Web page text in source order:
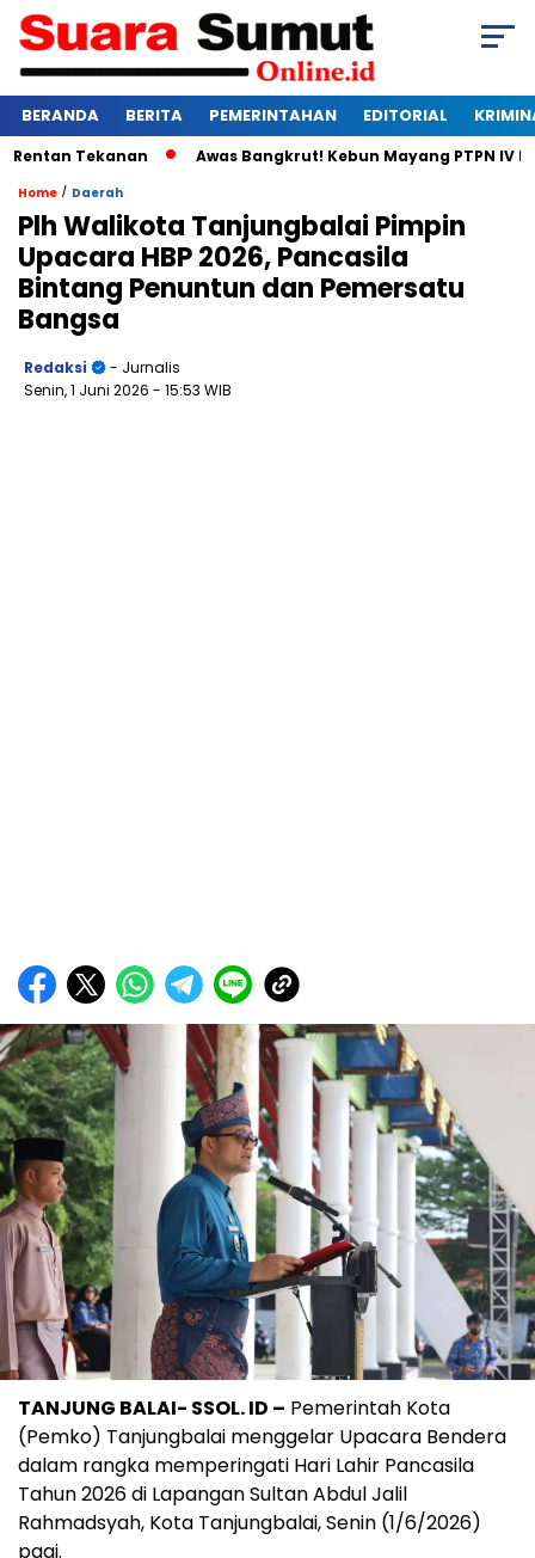
BERANDA BERITA PEMERINTAHAN EDITORIAL
Tekanan Awas Bangkrut! Kebun Mayang PTPN IV
Home / Daerah
Plh Walikota Tanjungbalai Pimpin
Upacara HBP 2026, Pancasila
Bintang Penuntun dan Pemersatu
Bangsa
Redaksi
- Jurnalis
Senin, 1 Juni 2026 - 15:53 WIB
TANJUNG BALAI- SSOL. ID – Pemerintah Kota
(Pemko) Tanjungbalai menggelar Upacara Bendera
dalam rangka memperingati Hari Lahir Pancasila
Tahun 2026 di Lapangan Sultan Abdul Jalil
Rahmadsyah, Kota Tanjungbalai, Senin (1/6/2026)
pagi.